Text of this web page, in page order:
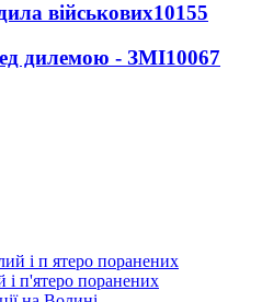
військових10155
дилемою - ЗМІ10067
п'ятеро поранених